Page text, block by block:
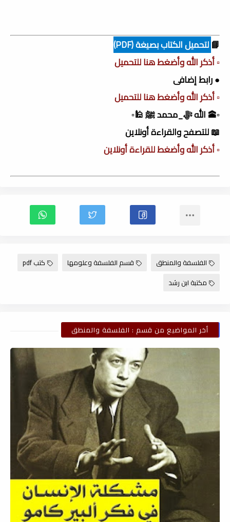
📘لتحميل الكتاب بصيغة (PDF)
▫️ أذكر الله وأضغط هنا للتحميل
● رابط إضافى
▫️ أذكر الله وأضغط هنا للتحميل
▫️🕋 الله ﷻ_محمد ﷺ 🕌▫️
📖 للتصفح والقراءة أونلاين
▫️ أذكر الله وأضغط للقراءة أونلاين
الفلسفة والمنطق قسم الفلسفة وعلومها
كتب pdf
مكتبة ابن رشد
أخر المواضيع من قسم : الفلسفة والمنطق